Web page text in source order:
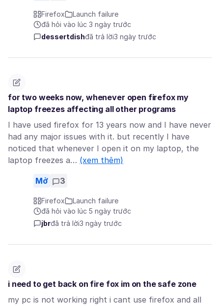
Firefox
Launch failure
đã hỏi vào lúc 3 ngày trước
dessertdishđã trả lời3 ngày trước
for two weeks now, whenever open firefox my
laptop freezes affecting all other programs
I have used firefox for 13 years now and I have never
had any major issues with it. but recently I have
noticed that whenever I open it on my laptop, the
laptop freezes a… (xem thêm)
Mở 3
Firefox
Launch failure
đã hỏi vào lúc 5 ngày trước
jbrđã trả lời3 ngày trước
i need to get back on fire fox im on the safe zone
my pc is not working right i cant use firefox and all